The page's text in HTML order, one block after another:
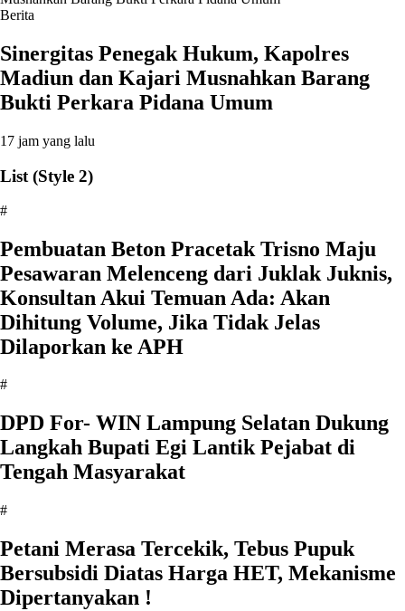
Berita
Sinergitas Penegak Hukum, Kapolres
Madiun dan Kajari Musnahkan Barang
Bukti Perkara Pidana Umum
17 jam yang lalu
List (Style 2)
#
Pembuatan Beton Pracetak Trisno Maju
Pesawaran Melenceng dari Juklak Juknis,
Konsultan Akui Temuan Ada: Akan
Dihitung Volume, Jika Tidak Jelas
Dilaporkan ke APH
#
DPD For- WIN Lampung Selatan Dukung
Langkah Bupati Egi Lantik Pejabat di
Tengah Masyarakat
#
Petani Merasa Tercekik, Tebus Pupuk
Bersubsidi Diatas Harga HET, Mekanisme
Dipertanyakan !